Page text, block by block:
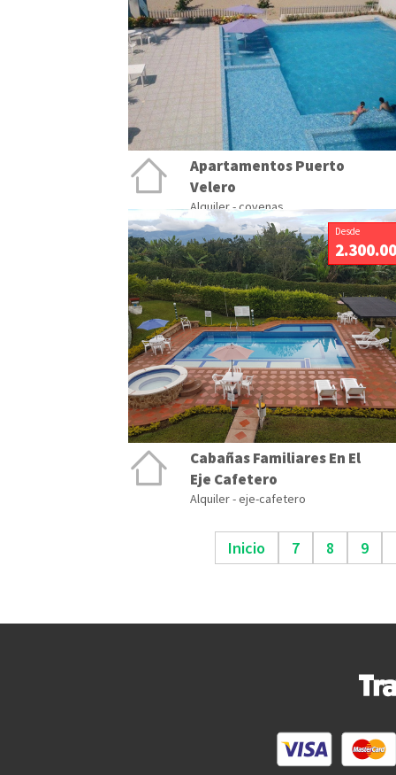
Apartamentos Puerto
Velero
Alquiler - covenas
Desde
Cabañas Familiares En El
Eje Cafetero
Alquiler - eje-cafetero
Inicio 7 8 9